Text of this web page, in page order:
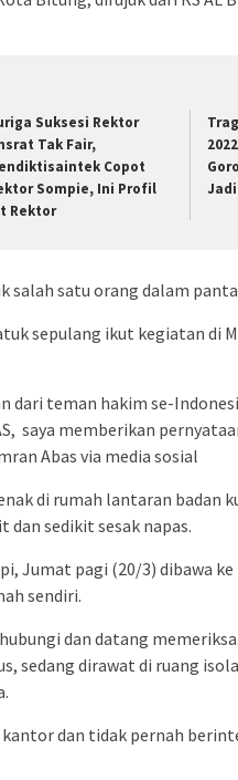
Suksesi Rektor
Tak Fair,
Copot
Sompie, Ini Profil
Rektor
salah satu orang dalam
sepulang ikut kegiatan di
dari teman hakim se-
saya memberikan
Abas via media sosial
di rumah lantaran badan
sedikit sesak napas.
Jumat pagi (20/3) dibawa ke
sendiri.
dan datang
sedang dirawat di ruang
dan tidak pernah